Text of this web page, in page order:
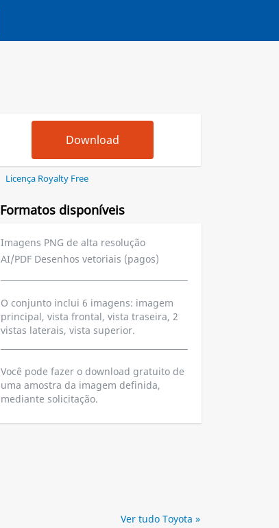
Licença Royalty Free
Formatos disponíveis
Imagens PNG de alta resolução
AI/PDF Desenhos vetoriais (pagos)
O conjunto inclui 6 imagens: imagem
principal, vista frontal, vista traseira, 2
vistas laterais, vista superior.
Você pode fazer o download gratuito de
uma amostra da imagem definida,
mediante solicitação.
Ver tudo Toyota »